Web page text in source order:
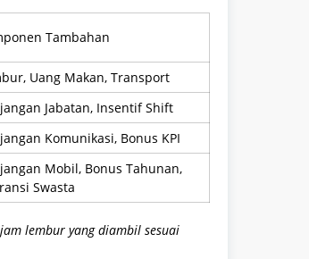
Tambahan
Uang Makan, Transport
Jabatan, Insentif Shift
Komunikasi, Bonus KPI
Mobil, Bonus Tahunan,
Swasta
lembur yang diambil sesuai